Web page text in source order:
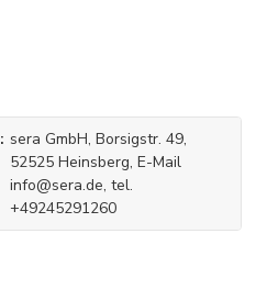
sera GmbH, Borsigstr. 49,
52525 Heinsberg, E-Mail
info@sera.de, tel.
+49245291260